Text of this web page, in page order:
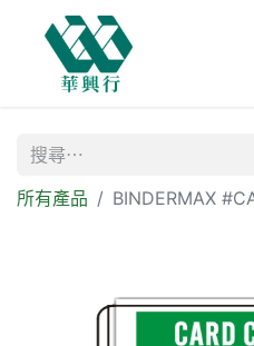
所有產品 BINDERMAX